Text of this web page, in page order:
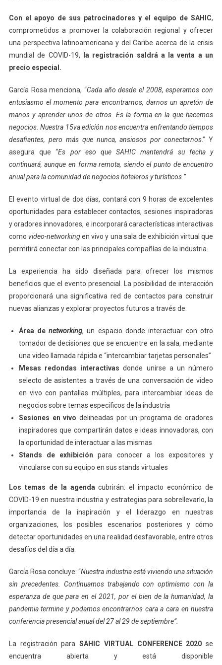
Con el apoyo de sus patrocinadores y el equipo de SAHIC,
comprometidos a promover la colaboración regional y ofrecer
una perspectiva latinoamericana y del Caribe acerca de la crisis
mundial de COVID-19,
la registración saldrá a la venta a un
precio especial.
García Rosa menciona, “Cada año desde el 2008, esperamos con
entusiasmo el momento para encontrarnos, darnos un apretón de
manos y aprender unos de otros. Es la forma en la que hacemos
negocios. Nuestra 15va edición nos encuentra enfrentando tiempos
desafiantes, pero más que nunca, ansiosos por conectarnos.” Y
asegura que “Es por eso que SAHIC mantendrá su fecha y
continuará, aunque en forma remota, siendo el punto de encuentro
anual para la comunidad de negocios hoteleros y turísticos.”
El evento virtual de dos días, contará con 9 horas de excelentes
oportunidades para establecer contactos, sesiones inspiradoras
y oradores innovadores, e incorporará características interactivas
comovideo-networkingen vivo y una sala de exhibición virtual que
permitirá conectar con las principales compañías de la industria.
La experiencia ha sido diseñada para ofrecer los mismos
beneficios que el evento presencial. La posibilidad de interacción
proporcionará una significativa red de contactos para construir
nuevas alianzas y explorar proyectos futuros a través de:
Área denetworking, un espacio donde interactuar con otro
tomador de decisiones que se encuentre en la sala, mediante
una video llamada rápida e “intercambiar tarjetas personales”
Mesas redondas interactivas donde unirse a un número
selecto de asistentes a través de una conversación de video
en vivo con pantallas múltiples, para intercambiar ideas de
negocios sobre temas específicos de la industria
Sesiones en vivo delineadas por un programa de oradores
inspiradores que compartirán datos e ideas innovadoras, con
la oportunidad de interactuar a las mismas
Stands de exhibición para conocer a los expositores y
vincularse con su equipo en sus stands virtuales
Los temas de la agenda cubrirán: el impacto económico de
COVID-19 en nuestra industria y estrategias para sobrellevarlo, la
importancia de la inspiración y el liderazgo en nuestras
organizaciones, los posibles escenarios posteriores y cómo
detectar oportunidades en una realidad desfavorable, entre otros
desafíos del día a día.
García Rosa concluye: “Nuestra industria está viviendo una situación
sin precedentes. Continuamos trabajando con optimismo con la
esperanza de que para en el 2021, por el bien de la humanidad, la
pandemia termine y podamos encontrarnos cara a cara en nuestra
conferencia presencial anual del 27 al 29 de septiembre”.
La registración paraSAHIC VIRTUAL CONFERENCE 2020 se
encuentra abierta y está disponible